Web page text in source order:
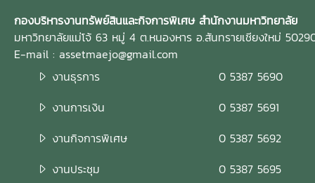
กองบริหารงานทรัพย์สินและกิจการพิเศษ สำนักงานมหาวิทยาลัย
มหาวิทยาลัยแม่โจ้ 63 หมู่ 4 ต.หนองหาร อ.สันทรายเชียงใหม่
E-mail : assetmaejo@gmail.com
งานธุรการ
0 5387 5690
งานการเงิน
0 5387 5691
งานกิจการพิเศษ
0 5387 5692
งานประชุม
0 5387 5695